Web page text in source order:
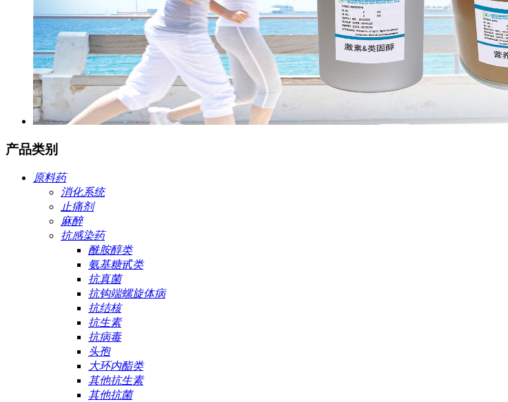
产品类别
原料药
消化系统
止痛剂
麻醉
抗感染药
酰胺醇类
氨基糖甙类
抗真菌
抗钩端螺旋体病
抗结核
抗生素
抗病毒
头孢
大环内酯类
其他抗生素
其他抗菌